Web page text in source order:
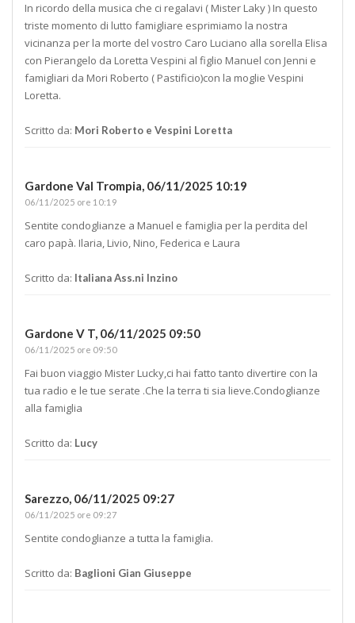
In ricordo della musica che ci regalavi ( Mister Laky ) In questo
triste momento di lutto famigliare esprimiamo la nostra
vicinanza per la morte del vostro Caro Luciano alla sorella Elisa
con Pierangelo da Loretta Vespini al figlio Manuel con Jenni e
famigliari da Mori Roberto ( Pastificio)con la moglie Vespini
Loretta.
Scritto da: Mori Roberto e Vespini Loretta
Gardone Val Trompia, 06/11/2025 10:19
06/11/2025 ore 10:19
Sentite condoglianze a Manuel e famiglia per la perdita del
caro papà. Ilaria, Livio, Nino, Federica e Laura
Scritto da: Italiana Ass.ni Inzino
Gardone V T, 06/11/2025 09:50
06/11/2025 ore 09:50
Fai buon viaggio Mister Lucky,ci hai fatto tanto divertire con la
tua radio e le tue serate .Che la terra ti sia lieve.Condoglianze
alla famiglia
Scritto da: Lucy
Sarezzo, 06/11/2025 09:27
06/11/2025 ore 09:27
Sentite condoglianze a tutta la famiglia.
Scritto da: Baglioni Gian Giuseppe